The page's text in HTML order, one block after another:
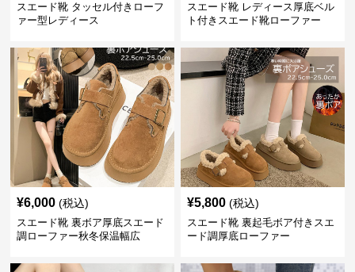
スエード靴 タッセル付きローフ
ァー型レディース
スエード靴 レディース厚底ベル
ト付きスエード靴ローファー
¥6,000 (税込)
スエード靴 裏ボア厚底スエード
調ローファー秋冬保温幅広
¥5,800 (税込)
スエード靴 裏起毛ボア付きスエ
ード調厚底ローファー